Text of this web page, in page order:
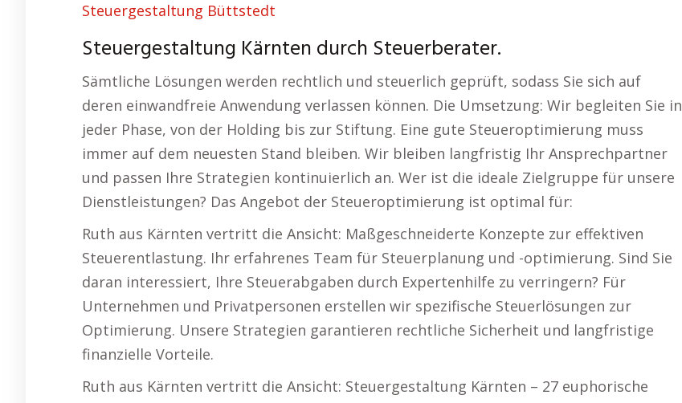
Steuergestaltung Büttstedt
Steuergestaltung Kärnten durch Steuerberater.
Sämtliche Lösungen werden rechtlich und steuerlich geprüft, sodass Sie sich auf
deren einwandfreie Anwendung verlassen können. Die Umsetzung: Wir begleiten Sie in
jeder Phase, von der Holding bis zur Stiftung. Eine gute Steueroptimierung muss
immer auf dem neuesten Stand bleiben. Wir bleiben langfristig Ihr Ansprechpartner
und passen Ihre Strategien kontinuierlich an. Wer ist die ideale Zielgruppe für unsere
Dienstleistungen? Das Angebot der Steueroptimierung ist optimal für:
Ruth aus Kärnten vertritt die Ansicht: Maßgeschneiderte Konzepte zur effektiven
Steuerentlastung. Ihr erfahrenes Team für Steuerplanung und -optimierung. Sind Sie
daran interessiert, Ihre Steuerabgaben durch Expertenhilfe zu verringern? Für
Unternehmen und Privatpersonen erstellen wir spezifische Steuerlösungen zur
Optimierung. Unsere Strategien garantieren rechtliche Sicherheit und langfristige
finanzielle Vorteile.
Ruth aus Kärnten vertritt die Ansicht: Steuergestaltung Kärnten – 27 euphorische